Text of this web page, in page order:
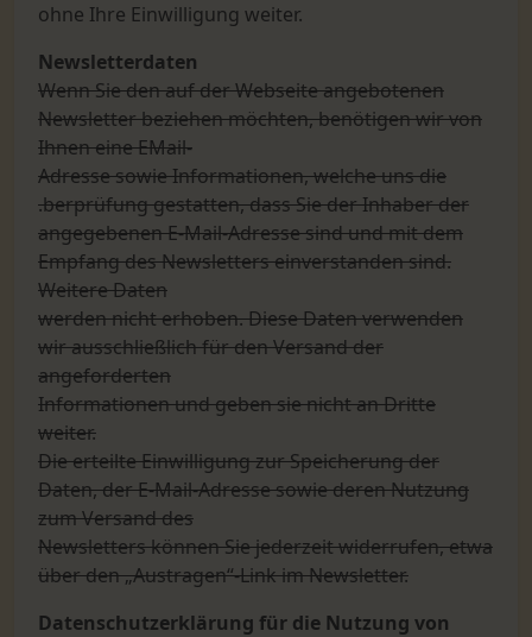
ohne Ihre Einwilligung weiter.
Newsletterdaten
Wenn Sie den auf der Webseite angebotenen
Newsletter beziehen möchten, benötigen wir von
Ihnen eine EMail-
Adresse sowie Informationen, welche uns die
.berprüfung gestatten, dass Sie der Inhaber der
angegebenen E-Mail-Adresse sind und mit dem
Empfang des Newsletters einverstanden sind.
Weitere Daten
werden nicht erhoben. Diese Daten verwenden
wir ausschließlich für den Versand der
angeforderten
Informationen und geben sie nicht an Dritte
weiter.
Die erteilte Einwilligung zur Speicherung der
Daten, der E-Mail-Adresse sowie deren Nutzung
zum Versand des
Newsletters können Sie jederzeit widerrufen, etwa
über den „Austragen“-Link im Newsletter.
Datenschutzerklärung für die Nutzung von